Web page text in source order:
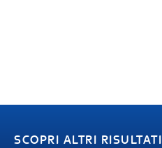
SCOPRI ALTRI RISULTATI